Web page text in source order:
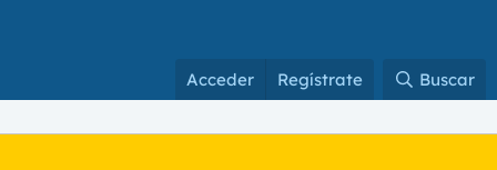
Acceder Regístrate Buscar